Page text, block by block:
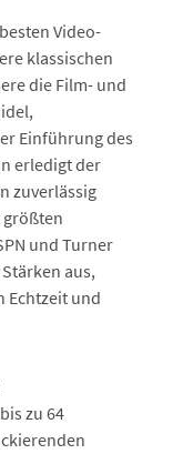
Video-
klassischen
die Film- und
Einführung des
erledigt der
zuverlässig
größten
und Turner
aus,
Echtzeit und
zu 64